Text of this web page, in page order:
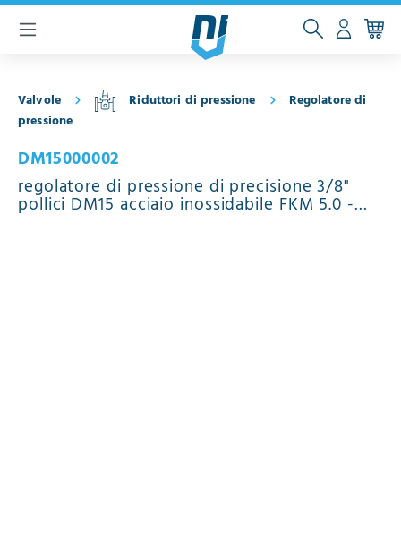
principale
Valvole Riduttori di pressione
Regolatore di
pressione
DM15000002
regolatore di pressione di precisione 3/8"
pollici DM15 acciaio inossidabile FKM 5.0 -